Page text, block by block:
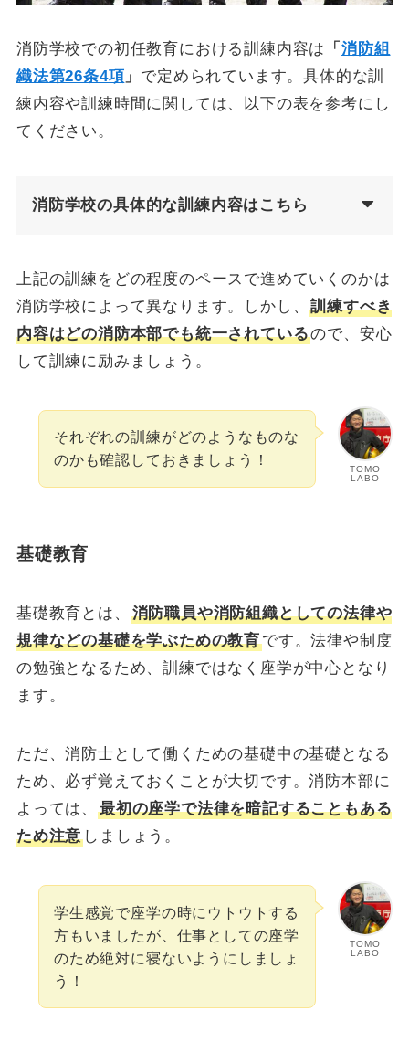
消防学校での初任教育における訓練内容は 「消防組
織法第26条4項 」 で定められています。具体的な訓
練内容や訓練時間に関しては、以下の表を参考にし
てください。
消防学校の具体的な訓練内容はこちら
上記の訓練をどの程度のペースで進めていくのかは
消防学校によって異なります。しかし、訓練すべき
内容はどの消防本部でも統一されているので、安心
して訓練に励みましょう。
TOMO
LABO
それぞれの訓練がどのようなものな
のかも確認しておきましょう！
基礎教育
基礎教育とは、
消防職員や消防組織としての法律や
規律などの基礎を学ぶための教育です。法律や制度
の勉強となるため、訓練ではなく座学が中心となり
ます。
ただ、消防士として働くための基礎中の基礎となる
ため、必ず覚えておくことが大切です。消防本部に
よっては、
最初の座学で法律を暗記することもある
ため注意 しましょう。
TOMO
LABO
学生感覚で座学の時にウトウトする
方もいましたが、仕事としての座学
のため絶対に寝ないようにしましょ
う！